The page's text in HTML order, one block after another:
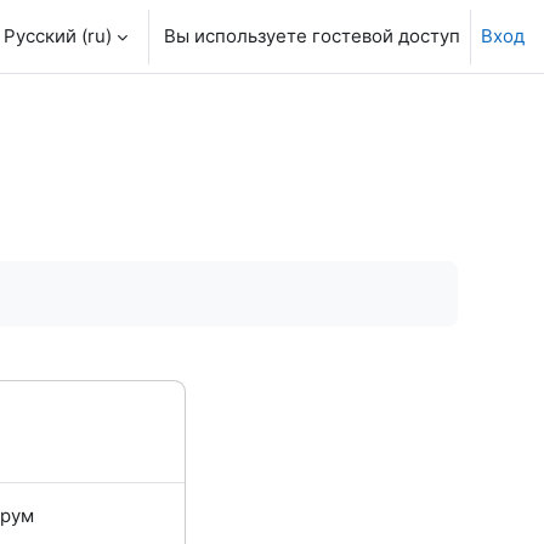
Русский ‎(ru)‎ Вы используете гостевой доступ Вход